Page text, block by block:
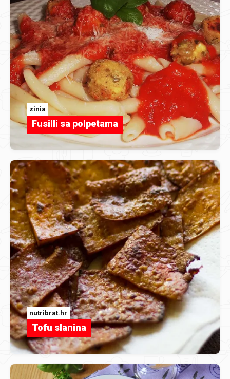
zinia
Fusilli sa polpetama
nutribrat.hr
Tofu slanina